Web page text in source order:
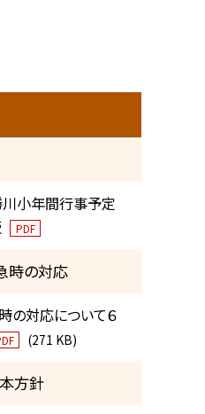
小年間行事予定
PDF
時の対応
の対応について６
(271 KB)
方針